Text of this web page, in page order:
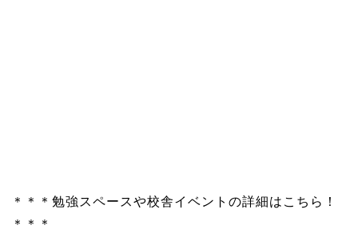
＊＊＊勉強スペースや校舎イベントの詳細はこちら！
＊＊＊